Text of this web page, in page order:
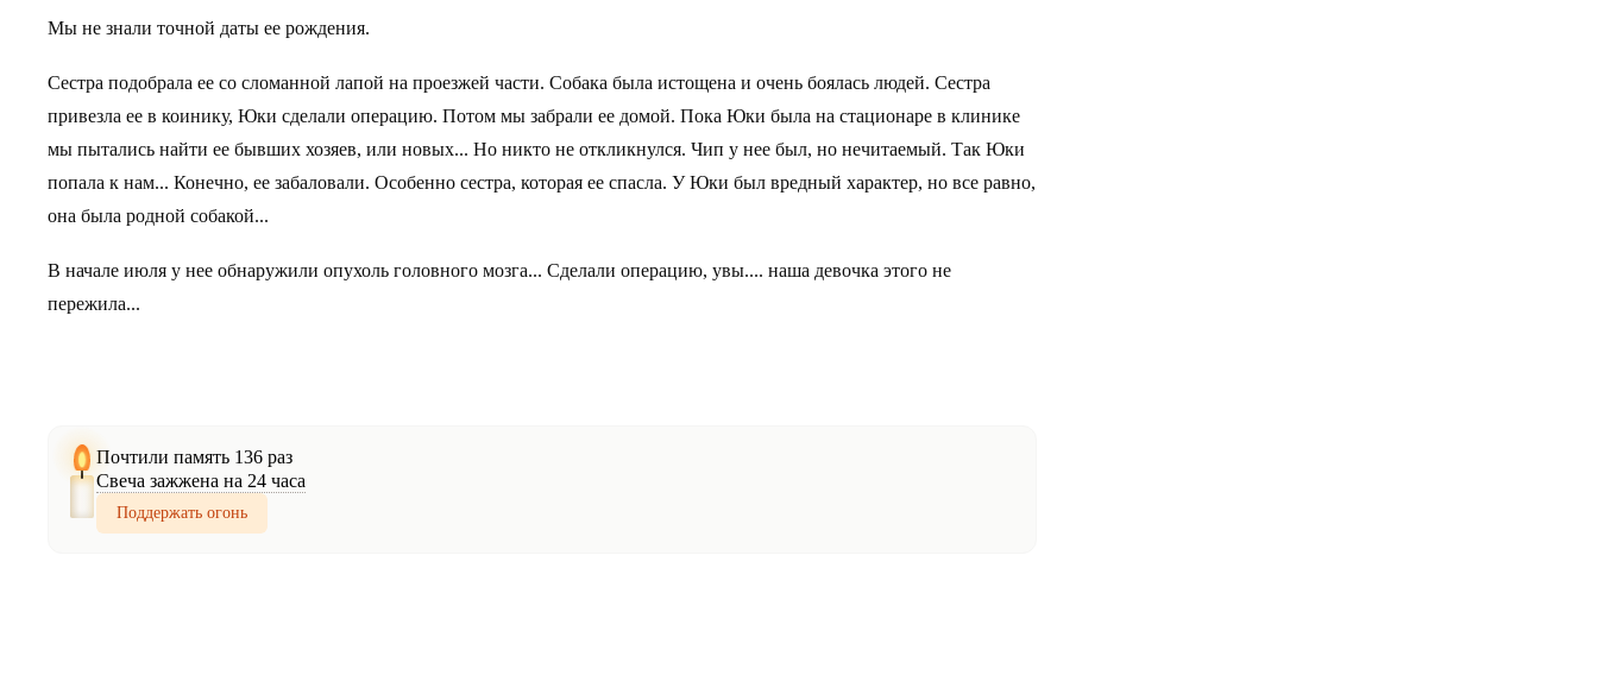
Мы не знали точной даты ее рождения.
Сестра подобрала ее со сломанной лапой на проезжей части. Собака была истощена и очень боялась людей. Сестра
привезла ее в коинику, Юки сделали операцию. Потом мы забрали ее домой. Пока Юки была на стационаре в клинике
мы пытались найти ее бывших хозяев, или новых... Но никто не откликнулся. Чип у нее был, но нечитаемый. Так Юки
попала к нам... Конечно, ее забаловали. Особенно сестра, которая ее спасла. У Юки был вредный характер, но все равно,
она была родной собакой...
В начале июля у нее обнаружили опухоль головного мозга... Сделали операцию, увы.... наша девочка этого не
пережила...
Почтили память 136 раз
Свеча зажжена на 24 часа
Поддержать огонь